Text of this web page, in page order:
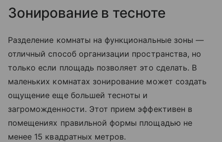
Зонирование в тесноте
Разделение комнаты на функциональные зоны —
отличный способ организации пространства, но
только если площадь позволяет это сделать. В
маленьких комнатах зонирование может создать
ощущение еще большей тесноты и
загроможденности. Этот прием эффективен в
помещениях правильной формы площадью не
менее 15 квадратных метров.